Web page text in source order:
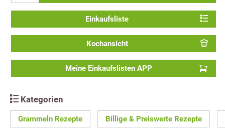
Einkaufsliste
Kochansicht
Meine Einkaufslisten APP
Kategorien
Grammeln Rezepte Billige & Preiswerte Rezepte